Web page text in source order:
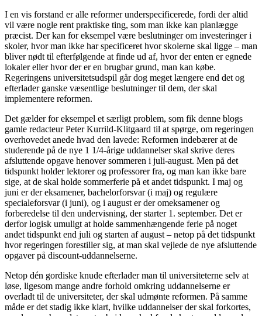
I en vis forstand er alle reformer underspecificerede, fordi der altid
vil være nogle rent praktiske ting, som man ikke kan planlægge
præcist. Der kan for eksempel være beslutninger om investeringer i
skoler, hvor man ikke har specificeret hvor skolerne skal ligge – man
bliver nødt til efterfølgende at finde ud af, hvor der enten er egnede
lokaler eller hvor der er en brugbar grund, man kan købe.
Regeringens universitetsudspil går dog meget længere end det og
efterlader ganske væsentlige beslutninger til dem, der skal
implementere reformen.
Det gælder for eksempel et særligt problem, som fik denne blogs
gamle redacteur Peter Kurrild-Klitgaard til at spørge, om regeringen
overhovedet anede hvad den lavede: Reformen indebærer at de
studerende på de nye 1 1/4-årige uddannelser skal skrive deres
afsluttende opgave henover sommeren i juli-august. Men på det
tidspunkt holder lektorer og professorer fra, og man kan ikke bare
sige, at de skal holde sommerferie på et andet tidspunkt. I maj og
juni er der eksamener, bachelorforsvar (i maj) og regulære
specialeforsvar (i juni), og i august er der omeksamener og
forberedelse til den undervisning, der starter 1. september. Det er
derfor logisk umuligt at holde sammenhængende ferie på noget
andet tidspunkt end juli og starten af august – netop på det tidspunkt
hvor regeringen forestiller sig, at man skal vejlede de nye afsluttende
opgaver på discount-uddannelserne.
Netop dén gordiske knude efterlader man til universiteterne selv at
løse, ligesom mange andre forhold omkring uddannelserne er
overladt til de universiteter, der skal udmønte reformen. På samme
måde er det stadig ikke klart, hvilke uddannelser der skal forkortes,